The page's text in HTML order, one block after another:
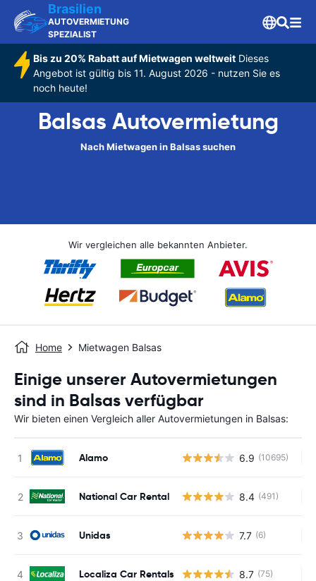
Brasilien
AUTOVERMIETUNG
SPEZIALIST
Bis zu 20% Rabatt auf Mietwagen weltweitDieses
Angebot ist gültig bis 11. August 2026 - nutzen Sie es
noch heute!
Balsas Autovermietung
Nach Mietwagen in Balsas suchen
Wir vergleichen alle bekannten Anbieter.
Home Mietwagen Balsas
Einige unserer Autovermietungen
sind in Balsas verfügbar
Wir bieten einen Vergleich aller Autovermietungen in Balsas:
Alamo 6.9 (10695)
National Car Rental 8.4 (491)
Unidas 7.7 (6)
Localiza Car Rentals 8.7 (75)